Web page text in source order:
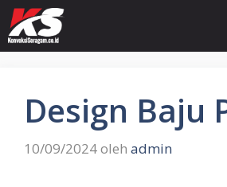
Langsung
ke
isi
Design Baju
10/09/2024oleh admin